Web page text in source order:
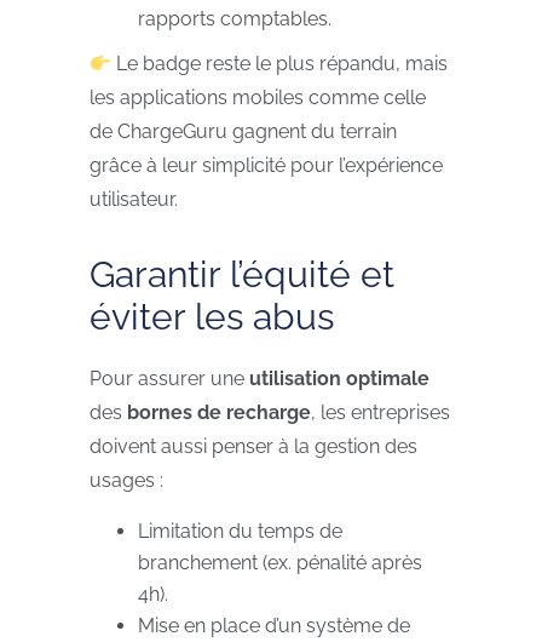
rapports comptables.
Le badge reste le plus répandu, mais
les applications mobiles comme celle
de ChargeGuru gagnent du terrain
grâce à leur simplicité pour l’expérience
utilisateur.
Garantir l’équité et
éviter les abus
Pour assurer une utilisation optimale
des bornes de recharge, les entreprises
doivent aussi penser à la gestion des
usages :
Limitation du temps de
branchement (ex. pénalité après
4h).
Mise en place d’un système de